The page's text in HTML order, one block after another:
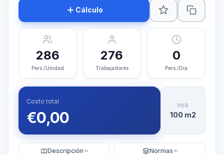
Cálculo
286
Pers./Unidad
276
Trabajadores
0
Pers./Día
Costo total
€0,00
POR
100 m2
Descripción KI Normas KI